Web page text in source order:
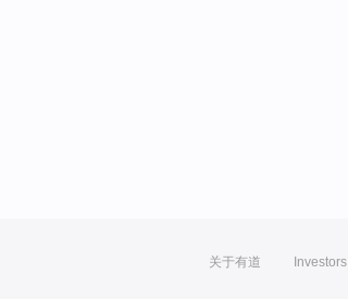
关于有道 Investors